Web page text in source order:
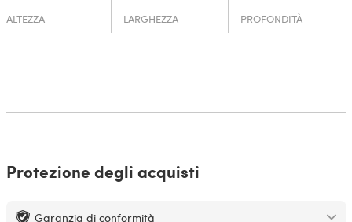
ALTEZZA LARGHEZZA PROFONDITÀ
Protezione degli acquisti
Garanzia di conformità